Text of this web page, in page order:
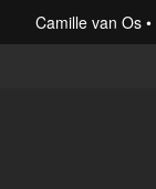
Camille van Os